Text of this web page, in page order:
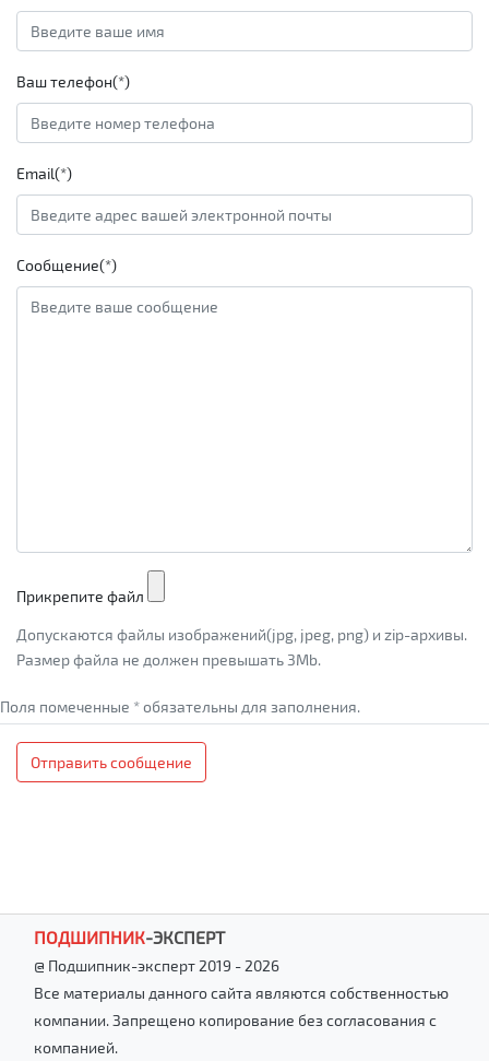
Ваш телефон(*)
Email(*)
Сообщение(*)
Прикрепите файл
Допускаются файлы изображений(jpg, jpeg, png) и zip-архивы.
Размер файла не должен превышать 3Mb.
Поля помеченные * обязательны для заполнения.
Отправить сообщение
ПОДШИПНИК-ЭКСПЕРТ
@ Подшипник-эксперт 2019 - 2026
Все материалы данного сайта являются собственностью
компании. Запрещено копирование без согласования с
компанией.